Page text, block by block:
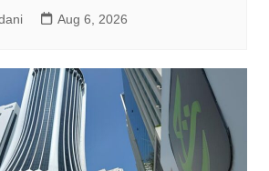
Aug 6, 2026